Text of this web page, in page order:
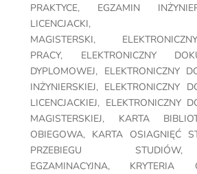
PRAKTYCE, EGZAMIN
LICENCJACKI,
MAGISTERSKI,
PRACY,
ELEKTRONICZNY
DYPLOMOWEJ, ELEKTRONICZNY
INŻYNIERSKIEJ, ELEKTRONICZNY
LICENCJACKIEJ, ELEKTRONICZNY
MAGISTERSKIEJ, KARTA
OBIEGOWA, KARTA OSIAGNIĘĆ
PRZEBIEGU STUDIÓW,
EGZAMINACYJNA,
KRYTERIA